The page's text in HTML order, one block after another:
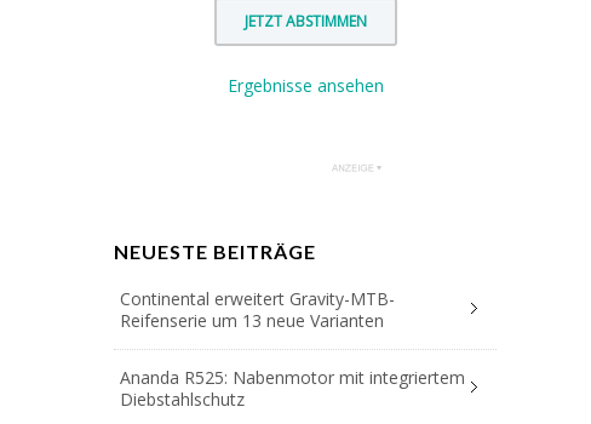
Ergebnisse ansehen
NEUESTE BEITRÄGE
Continental erweitert Gravity-MTB-
Reifenserie um 13 neue Varianten
Ananda R525: Nabenmotor mit integriertem
Diebstahlschutz